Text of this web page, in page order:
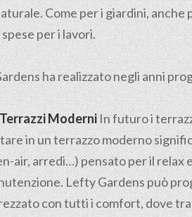
Come per i giardini,
per i lavori.
ha realizzato negli anni
Terrazzi ModerniIn futuro i
in un terrazzo moderno
air, arredi…) pensato per il relax
Lefty Gardens può
con tutti i comfort, dove